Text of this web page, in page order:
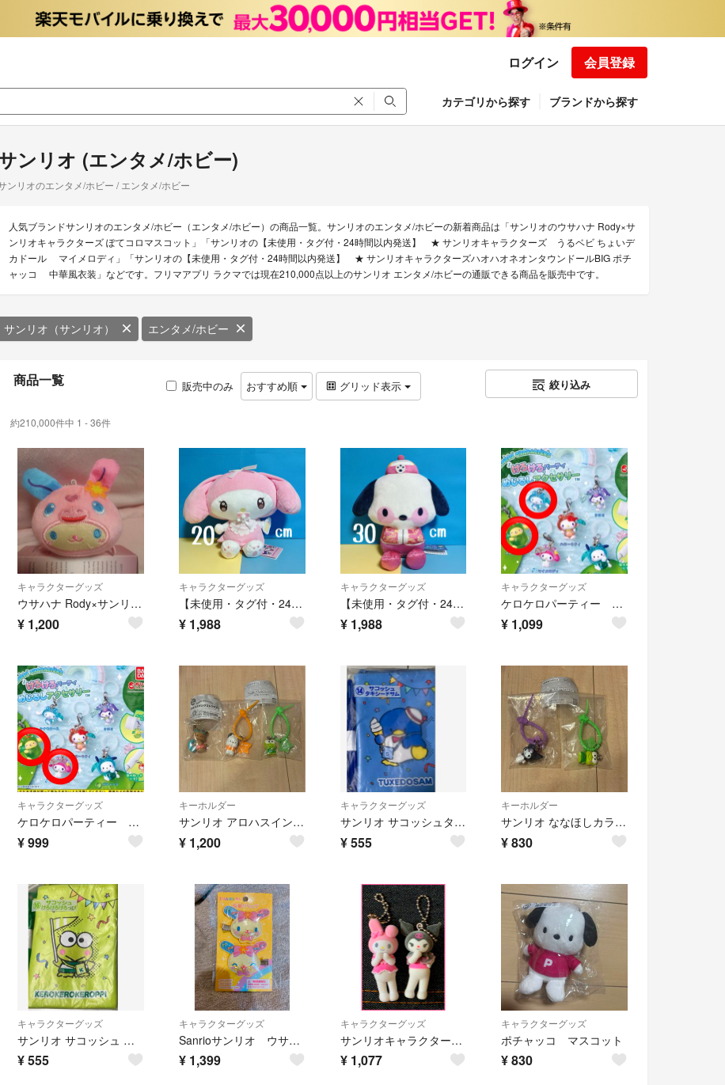
ログイン 会員登録
カテゴリから探す ブランドから探す
ンリオ (エンタメ/ホビー)
ンリオのエンタメ/ホビー / エンタメ/ホビー
人気ブランドサンリオのエンタメ/ホビー（エンタメ/ホビー）の商品一覧。サンリオのエンタメ/ホビーの新着商品は「サンリオのウサハナ Rody×サ
ンリオキャラクターズ ぽてコロマスコット」「サンリオの【未使用・タグ付・24時間以内発送】 ★ サンリオキャラクターズ うるベビ ちょいデ
カドール マイメロディ」「サンリオの【未使用・タグ付・24時間以内発送】 ★ サンリオキャラクターズハオハオネオンタウンドールBIG ポチ
ャッコ 中華風衣装」などです。フリマアプリ ラクマでは現在210,000点以上のサンリオ エンタメ/ホビーの通販できる商品を販売中です。
サンリオ（サンリオ） エンタメ/ホビー
商品一覧 販売中のみ おすすめ順 グリッド表示 絞り込み
約210,000件中 1 - 36件
キャラクターグッズ
ウサハナ Rody×サンリオキャラクターズ ぽてコロマスコット
¥ 1,200
キャラクターグッズ
【未使用・タグ付・24時間以内発送】 ★ サンリオキャラクターズ うるベビ ちょいデカドール マイメロディ
¥ 1,988
キャラクターグッズ
【未使用・タグ付・24時間以内発送】 ★ サンリオキャラクターズハオハオネオンタウンドールBIG ポチャッコ 中華風衣装
¥ 1,988
キャラクターグッズ
ケロケロパーティー サンリオ めじるしアクセサリー
¥ 1,099
キャラクターグッズ
ケロケロパーティー サンリオ めじるしアクセサリー
¥999
キーホルダー
サンリオ アロハスイング ななほしカラフルマルチチャーム 3個セット ポチャッコ けろけろけろっぴ 新品未使用
¥ 1,200
キャラクターグッズ
サンリオ サコッシュタキシードサム
¥555
キーホルダー
サンリオ ななほしカラフルマルチチャーム クロミ けろけろけろっぴ 2個セット
¥830
キャラクターグッズ
サンリオ サコッシュ けろけろけろっぴ
¥555
キャラクターグッズ
Sanrioサンリオ ウサハナ 前髪クリップ ずっと大好きウサハナ
¥ 1,399
キャラクターグッズ
サンリオキャラクターズ ライブキャラクターミニチュアチャームクロミマイメロディ
¥ 1,077
キャラクターグッズ
ポチャッコ マスコット
¥830